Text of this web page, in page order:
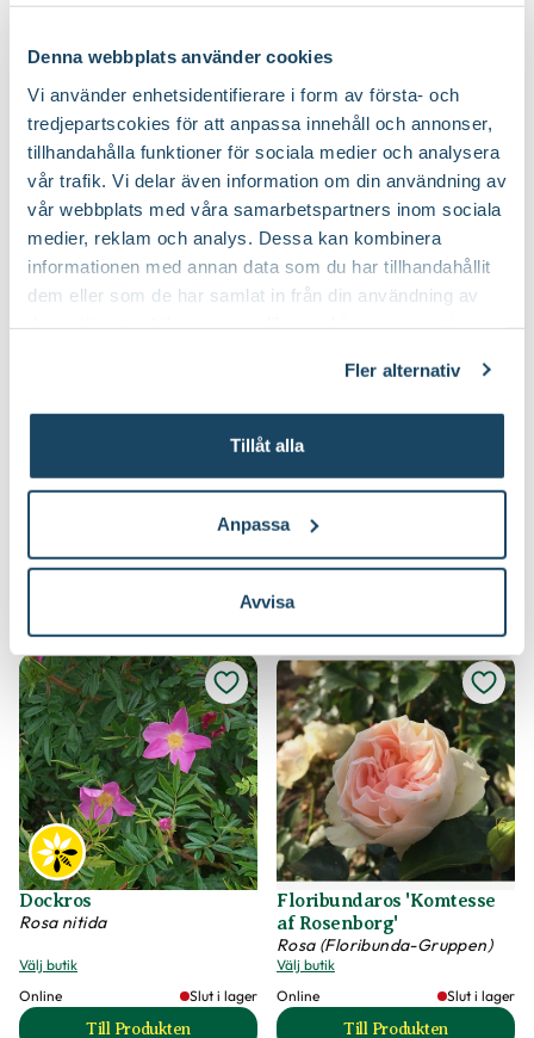
Denna webbplats använder cookies
Vi använder enhetsidentifierare i form av första- och
tredjepartscokies för att anpassa innehåll och annonser,
tillhandahålla funktioner för sociala medier och analysera
vår trafik. Vi delar även information om din användning av
vår webbplats med våra samarbetspartners inom sociala
medier, reklam och analys. Dessa kan kombinera
informationen med annan data som du har tillhandahållit
dem eller som de har samlat in från din användning av
Fler alternativ
Tillåt alla
Anpassa
Avvisa
Till Produkten
till Balkongros 'Lady In Red' ('Relax0001') produktsida
Rosa Mini-Flora-Gruppen
Dockros
Rosa nitida
Välj butik
Online
Slut i lager
Till Produkten
Floribundaros 'Komtesse
af Rosenborg'
Rosa (Floribunda-Gruppen)
Välj butik
Online
Slut i lager
Till Produkten